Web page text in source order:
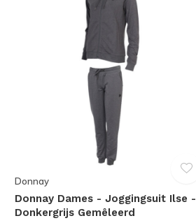
Donnay
Donnay Dames - Joggingsuit Ilse -
Donkergrijs Gemêleerd